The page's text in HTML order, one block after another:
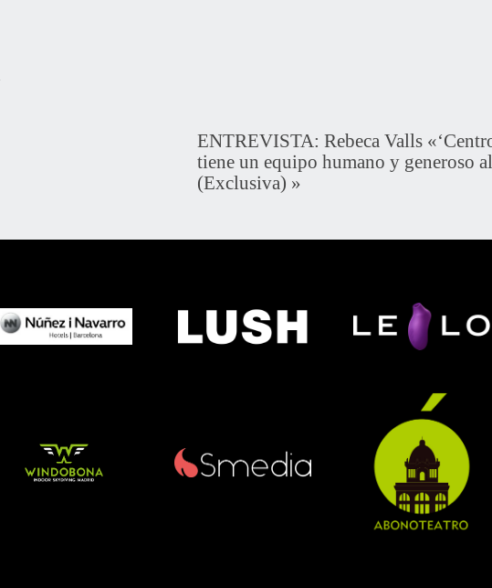
ENTREVISTA: Rebeca Valls
tiene un equipo humano y generoso
(Exclusiva) »